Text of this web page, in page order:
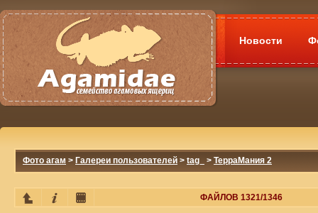
Новости
Фото агам > Галереи пользователей > tag_ > ТерраМания 2
ФАЙЛОВ 1321/1346